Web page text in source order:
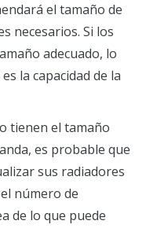
el tamaño de
necesarios. Si los
adecuado, lo
la capacidad de la
tienen el tamaño
es probable que
sus radiadores
número de
de lo que puede